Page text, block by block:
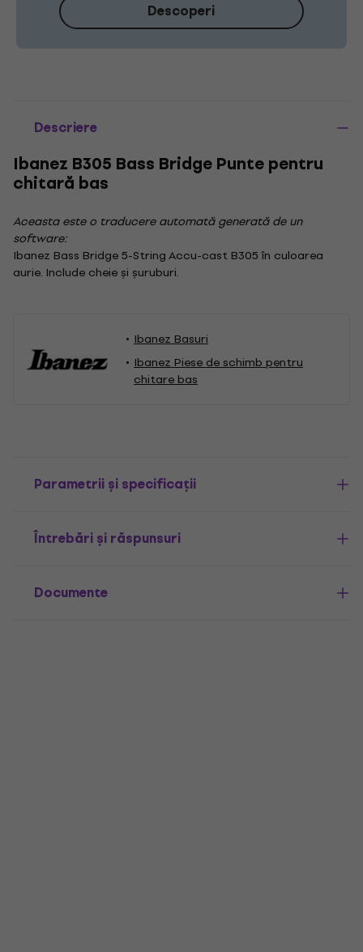
Descoperi
Descriere
Ibanez B305 Bass Bridge Punte pentru
chitară bas
Aceasta este o traducere automată generată de un
software:
Ibanez Bass Bridge 5-String Accu-cast B305 în culoarea
aurie. Include cheie și șuruburi.
Ibanez Basuri
Ibanez Piese de schimb pentru
chitare bas
Parametrii și specificații
Întrebări și răspunsuri
Documente